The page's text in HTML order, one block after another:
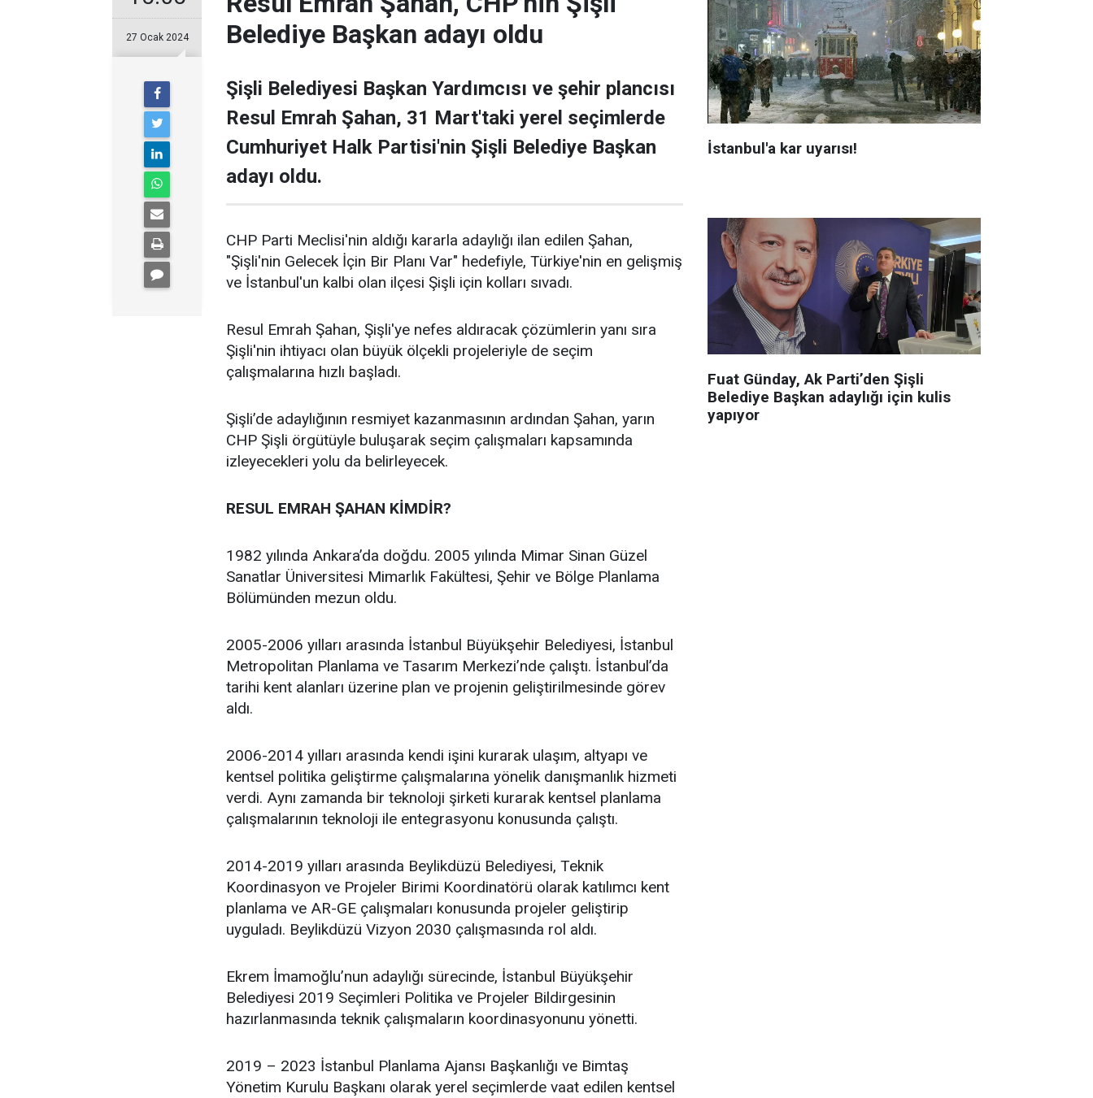
27 Ocak 2024
Belediye Başkan adayı oldu
Şişli Belediyesi Başkan Yardımcısı ve şehir plancısı
Resul Emrah Şahan, 31 Mart'taki yerel seçimlerde
Cumhuriyet Halk Partisi'nin Şişli Belediye Başkan
adayı oldu.
CHP Parti Meclisi'nin aldığı kararla adaylığı ilan edilen Şahan,
"Şişli'nin Gelecek İçin Bir Planı Var" hedefiyle, Türkiye'nin en gelişmiş
ve İstanbul'un kalbi olan ilçesi Şişli için kolları sıvadı.
Resul Emrah Şahan, Şişli'ye nefes aldıracak çözümlerin yanı sıra
Şişli'nin ihtiyacı olan büyük ölçekli projeleriyle de seçim
çalışmalarına hızlı başladı.
Şişli’de adaylığının resmiyet kazanmasının ardından Şahan, yarın
CHP Şişli örgütüyle buluşarak seçim çalışmaları kapsamında
izleyecekleri yolu da belirleyecek.
RESUL EMRAH ŞAHAN KİMDİR?
1982 yılında Ankara’da doğdu. 2005 yılında Mimar Sinan Güzel
Sanatlar Üniversitesi Mimarlık Fakültesi, Şehir ve Bölge Planlama
Bölümünden mezun oldu.
2005-2006 yılları arasında İstanbul Büyükşehir Belediyesi, İstanbul
Metropolitan Planlama ve Tasarım Merkezi’nde çalıştı. İstanbul’da
tarihi kent alanları üzerine plan ve projenin geliştirilmesinde görev
aldı.
2006-2014 yılları arasında kendi işini kurarak ulaşım, altyapı ve
kentsel politika geliştirme çalışmalarına yönelik danışmanlık hizmeti
verdi. Aynı zamanda bir teknoloji şirketi kurarak kentsel planlama
çalışmalarının teknoloji ile entegrasyonu konusunda çalıştı.
2014-2019 yılları arasında Beylikdüzü Belediyesi, Teknik
Koordinasyon ve Projeler Birimi Koordinatörü olarak katılımcı kent
planlama ve AR-GE çalışmaları konusunda projeler geliştirip
uyguladı. Beylikdüzü Vizyon 2030 çalışmasında rol aldı.
Ekrem İmamoğlu’nun adaylığı sürecinde, İstanbul Büyükşehir
Belediyesi 2019 Seçimleri Politika ve Projeler Bildirgesinin
hazırlanmasında teknik çalışmaların koordinasyonunu yönetti.
2019 – 2023 İstanbul Planlama Ajansı Başkanlığı ve Bimtaş
Yönetim Kurulu Başkanı olarak yerel seçimlerde vaat edilen kentsel
İstanbul'a kar uyarısı!
Fuat Günday, Ak Parti’den Şişli
Belediye Başkan adaylığı için kulis
yapıyor